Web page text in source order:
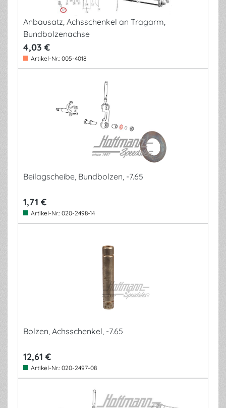
Anbausatz, Achsschenkel an Tragarm,
Bundbolzenachse
4,03 €
Artikel-Nr.: 005-4018
Beilagscheibe, Bundbolzen, -7.65
1,71 €
Artikel-Nr.: 020-2498-14
Bolzen, Achsschenkel, -7.65
12,61 €
Artikel-Nr.: 020-2497-08